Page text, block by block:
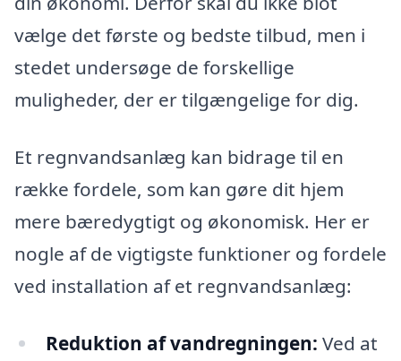
vælge det første og bedste tilbud, men i
stedet undersøge de forskellige
muligheder, der er tilgængelige for dig.
Et regnvandsanlæg kan bidrage til en
række fordele, som kan gøre dit hjem
mere bæredygtigt og økonomisk. Her er
nogle af de vigtigste funktioner og fordele
ved installation af et regnvandsanlæg:
Reduktion af vandregningen: Ved at